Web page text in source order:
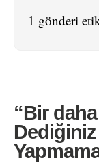
1 gönderi
“Bir